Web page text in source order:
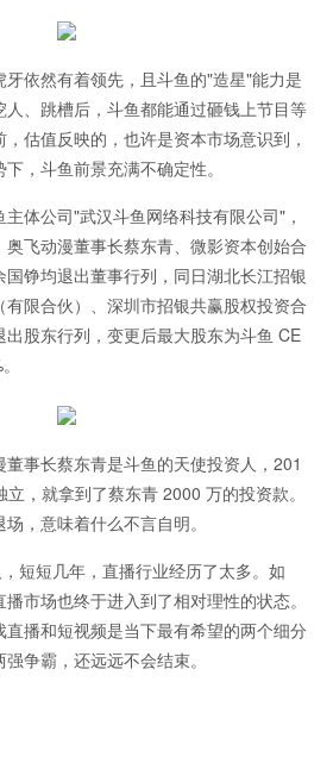
依然有着领先，且斗鱼的"造星"能力是
、跳槽后，斗鱼都能通过砸钱上节目等
估值反映的，也许是资本市场意识到，
，斗鱼前景充满不确定性。
体公司"武汉斗鱼网络科技有限公司"，
飞动漫董事长蔡东青、微影资本创始合
铮均退出董事行列，同日湖北长江招银
限合伙）、深圳市招银共赢股权投资合
股东行列，变更后最大股东为斗鱼 CE
事长蔡东青是斗鱼的天使投资人，201
，就拿到了蔡东青 2000 万的投资款。
，意味着什么不言自明。
短短几年，直播行业经历了太多。如
市场也终于进入到了相对理性的状态。
播和短视频是当下最有希望的两个细分
争霸，还远远不会结束。